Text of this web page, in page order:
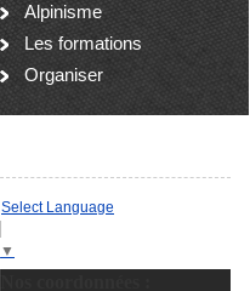
Alpinisme
Les formations
Organiser
Select Language
▼